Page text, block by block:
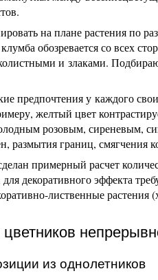
на плане растения по
обозревается со всех
и злаками.
предпочтения у каждого
желтый цвет
розовым, сиреневым,
размытия границ, смягчения
примерный расчет
для декоративного эффекта
лиственные растения
из однолетников